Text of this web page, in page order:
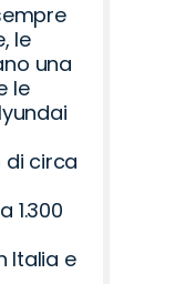
le
una
le
di circa
1.300
Italia e